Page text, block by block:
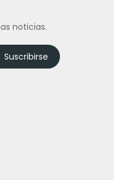
noticias.
Suscribirse